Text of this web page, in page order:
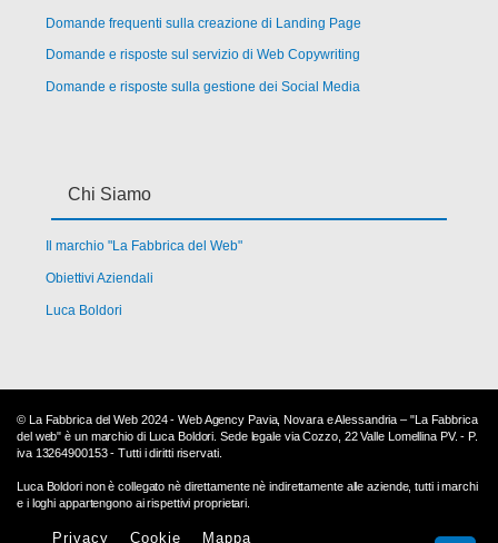
Domande frequenti sulla creazione di Landing Page
Domande e risposte sul servizio di Web Copywriting
Domande e risposte sulla gestione dei Social Media
Chi Siamo
Il marchio "La Fabbrica del Web"
Obiettivi Aziendali
Luca Boldori
© La Fabbrica del Web 2024 - Web Agency Pavia, Novara e Alessandria – "La Fabbrica
del web" è un marchio di Luca Boldori. Sede legale via Cozzo, 22 Valle Lomellina PV. - P.
iva 13264900153 - Tutti i diritti riservati.
Luca Boldori non è collegato nè direttamente nè indirettamente alle aziende, tutti i marchi
e i loghi appartengono ai rispettivi proprietari.
Privacy Cookie Mappa